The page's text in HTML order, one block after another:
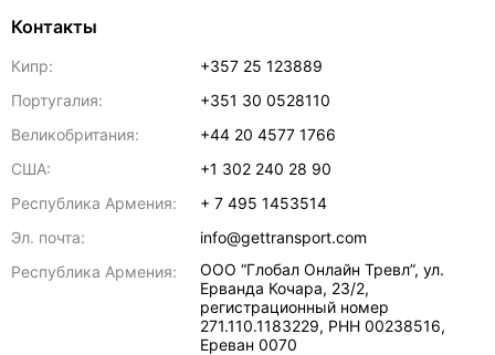
Контакты
Кипр:
+357 25 123889
Португалия:
+351 30 0528110
Великобритания:
+44 20 4577 1766
США:
+1 302 240 28 90
Республика Армения:
+ 7 495 1453514
Эл. почта:
info@gettransport.com
Республика Армения:
ООО “Глобал Онлайн Тревл”, ул.
Ерванда Кочара, 23/2,
регистрационный номер
271.110.1183229, РНН 00238516,
Ереван 0070